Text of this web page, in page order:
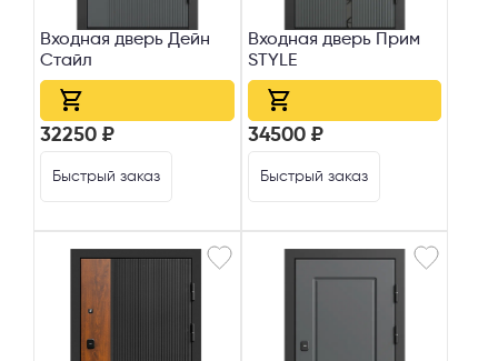
Входная дверь Дейн
Стайл
32250 ₽
Быстрый заказ
Входная дверь Прим
STYLE
34500 ₽
Быстрый заказ